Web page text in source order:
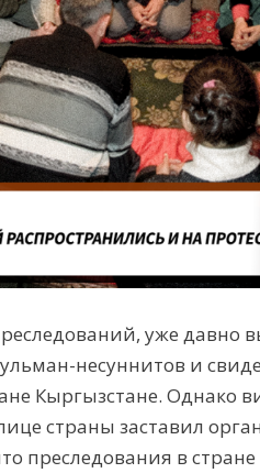
уже давно
несуннитов и
Кыргызстане. Однако
страны заставил
преследования в